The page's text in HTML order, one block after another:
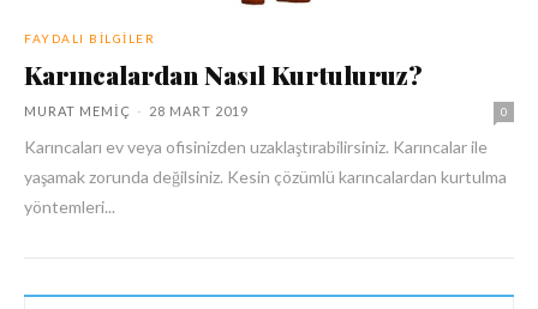
FAYDALI BILGILER
Karıncalardan Nasıl Kurtuluruz?
MURAT MEMIÇ - 28 MART 2019 0
Karıncaları ev veya ofisinizden uzaklaştırabilirsiniz. Karıncalar ile
yaşamak zorunda değilsiniz. Kesin çözümlü karıncalardan kurtulma
yöntemleri...